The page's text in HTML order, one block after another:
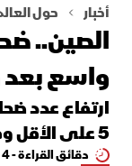
أخبار حول
الصين..
واسع بعد
ارتفاع عدد
5 على الأقل وفقدان 12
دقائق القراءة - 4